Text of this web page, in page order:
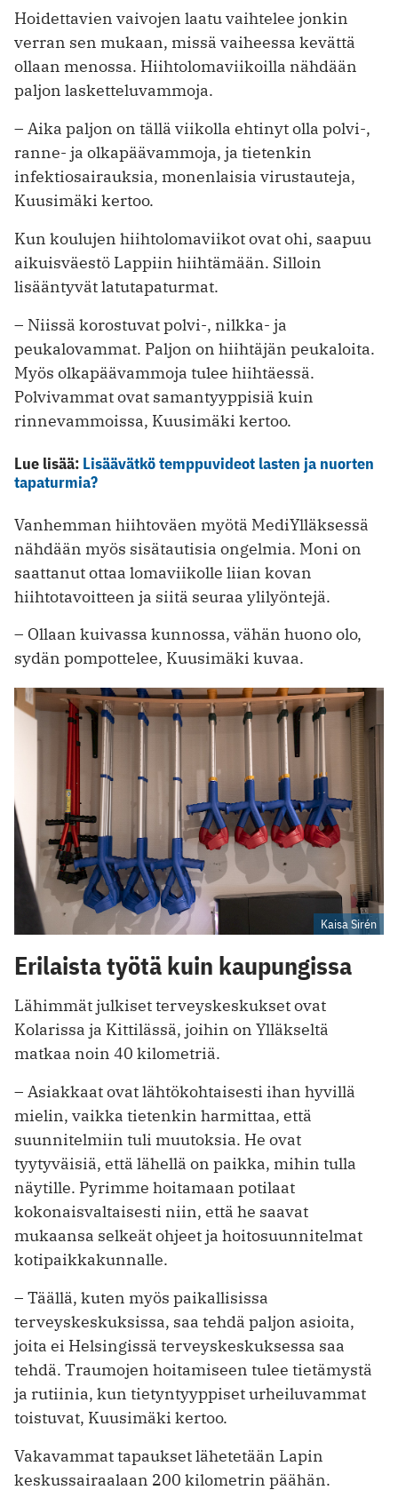
Hoidettavien vaivojen laatu vaihtelee jonkin
verran sen mukaan, missä vaiheessa kevättä
ollaan menossa. Hiihtolomaviikoilla nähdään
paljon lasketteluvammoja.
– Aika paljon on tällä viikolla ehtinyt olla polvi-,
ranne- ja olkapäävammoja, ja tietenkin
infektiosairauksia, monenlaisia virustauteja,
Kuusimäki kertoo.
Kun koulujen hiihtolomaviikot ovat ohi, saapuu
aikuisväestö Lappiin hiihtämään. Silloin
lisääntyvät latutapaturmat.
– Niissä korostuvat polvi-, nilkka- ja
peukalovammat. Paljon on hiihtäjän peukaloita.
Myös olkapäävammoja tulee hiihtäessä.
Polvivammat ovat samantyyppisiä kuin
rinnevammoissa, Kuusimäki kertoo.
Lue lisää: Lisäävätkö temppuvideot lasten ja nuorten
tapaturmia?
Vanhemman hiihtoväen myötä MediYlläksessä
nähdään myös sisätautisia ongelmia. Moni on
saattanut ottaa lomaviikolle liian kovan
hiihtotavoitteen ja siitä seuraa ylilyöntejä.
– Ollaan kuivassa kunnossa, vähän huono olo,
sydän pompottelee, Kuusimäki kuvaa.
Kaisa Sirén
Erilaista työtä kuin kaupungissa
Lähimmät julkiset terveyskeskukset ovat
Kolarissa ja Kittilässä, joihin on Ylläkseltä
matkaa noin 40 kilometriä.
– Asiakkaat ovat lähtökohtaisesti ihan hyvillä
mielin, vaikka tietenkin harmittaa, että
suunnitelmiin tuli muutoksia. He ovat
tyytyväisiä, että lähellä on paikka, mihin tulla
näytille. Pyrimme hoitamaan potilaat
kokonaisvaltaisesti niin, että he saavat
mukaansa selkeät ohjeet ja hoitosuunnitelmat
kotipaikkakunnalle.
– Täällä, kuten myös paikallisissa
terveyskeskuksissa, saa tehdä paljon asioita,
joita ei Helsingissä terveyskeskuksessa saa
tehdä. Traumojen hoitamiseen tulee tietämystä
ja rutiinia, kun tietyntyyppiset urheiluvammat
toistuvat, Kuusimäki kertoo.
Vakavammat tapaukset lähetetään Lapin
keskussairaalaan 200 kilometrin päähän.